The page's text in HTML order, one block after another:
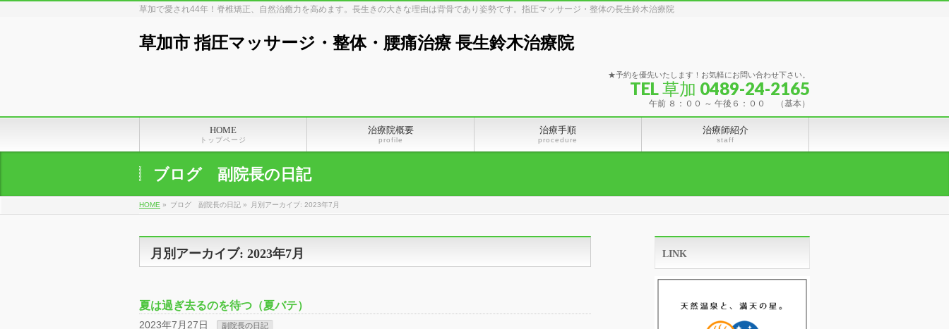
草加で愛され44年！脊椎矯正、自然治癒力を高めます。長生きの大きな理由は背骨であり姿勢です。指圧マッサージ・整体の長生鈴木治療院
草加市 指圧マッサージ・整体・腰痛治療 長生鈴木治療院
★予約を優先いたします！お気軽にお問い合わせ下さい。
TEL 草加 0489-24-2165
午前 ８：００ ～ 午後６：００ （基本）
HOME
トップページ
治療院概要
profile
治療手順
procedure
治療師紹介
staff
ブログ 副院長の日記
HOME » ブログ 副院長の日記 » 月別アーカイブ: 2023年7月
月別アーカイブ: 2023年7月
夏は過ぎ去るのを待つ（夏バテ）
2023年7月27日 副院長の日記
LINK